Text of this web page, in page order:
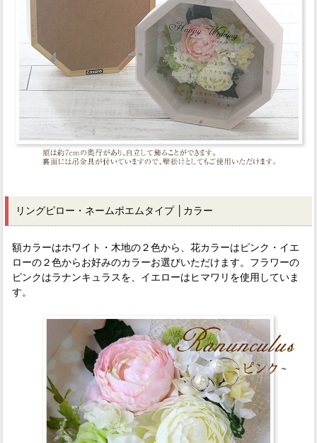
リングピロー・ネームポエムタイプ │カラー
額カラーはホワイト・木地の２色から、花カラーはピンク・イエ
ローの２色からお好みのカラーお選びいただけます。フラワーの
ピンクはラナンキュラスを、イエローはヒマワリを使用していま
す。